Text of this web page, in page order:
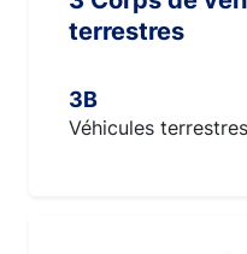
terrestres
3B
Véhicules